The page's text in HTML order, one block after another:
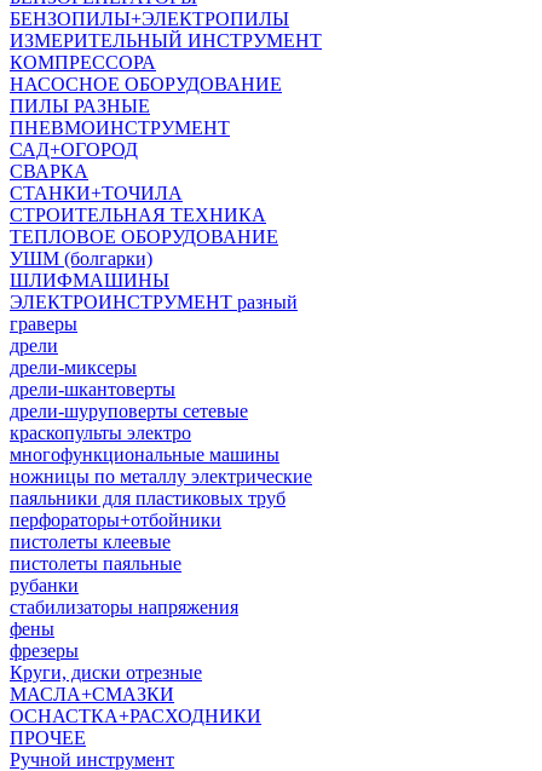
БЕНЗОПИЛЫ+ЭЛЕКТРОПИЛЫ
ИЗМЕРИТЕЛЬНЫЙ ИНСТРУМЕНТ
КОМПРЕССОРА
НАСОСНОЕ ОБОРУДОВАНИЕ
ПИЛЫ РАЗНЫЕ
ПНЕВМОИНСТРУМЕНТ
САД+ОГОРОД
СВАРКА
СТАНКИ+ТОЧИЛА
СТРОИТЕЛЬНАЯ ТЕХНИКА
ТЕПЛОВОЕ ОБОРУДОВАНИЕ
УШМ (болгарки)
ШЛИФМАШИНЫ
ЭЛЕКТРОИНСТРУМЕНТ разный
граверы
дрели
дрели-миксеры
дрели-шкантоверты
дрели-шуруповерты сетевые
краскопульты электро
многофункциональные машины
ножницы по металлу электрические
паяльники для пластиковых труб
перфораторы+отбойники
пистолеты клеевые
пистолеты паяльные
рубанки
стабилизаторы напряжения
фены
фрезеры
Круги, диски отрезные
МАСЛА+СМАЗКИ
ОСНАСТКА+РАСХОДНИКИ
ПРОЧЕЕ
Ручной инструмент